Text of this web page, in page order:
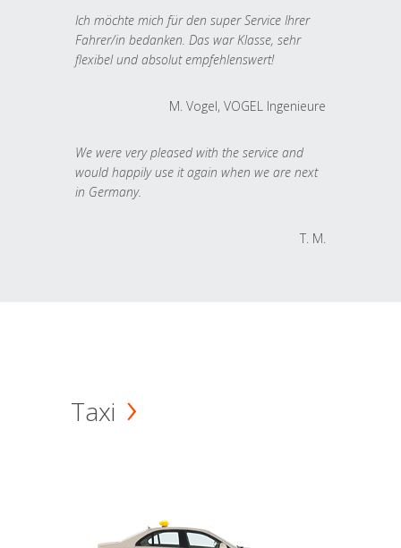
Ich möchte mich für den super Service Ihrer
Fahrer/in bedanken. Das war Klasse, sehr
flexibel und absolut empfehlenswert!
M. Vogel, VOGEL Ingenieure
We were very pleased with the service and
would happily use it again when we are next
in Germany.
T. M.
Taxi